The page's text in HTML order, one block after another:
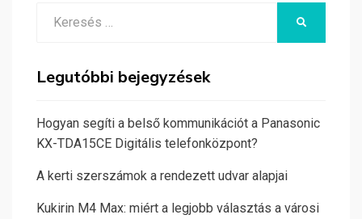
Legutóbbi bejegyzések
Hogyan segíti a belső kommunikációt a Panasonic
KX-TDA15CE Digitális telefonközpont?
A kerti szerszámok a rendezett udvar alapjai
Kukirin M4 Max: miért a legjobb választás a városi